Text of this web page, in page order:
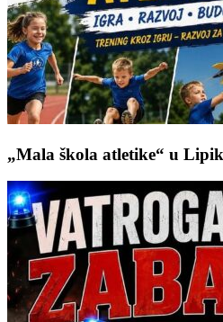
„Mala škola atletike“ u